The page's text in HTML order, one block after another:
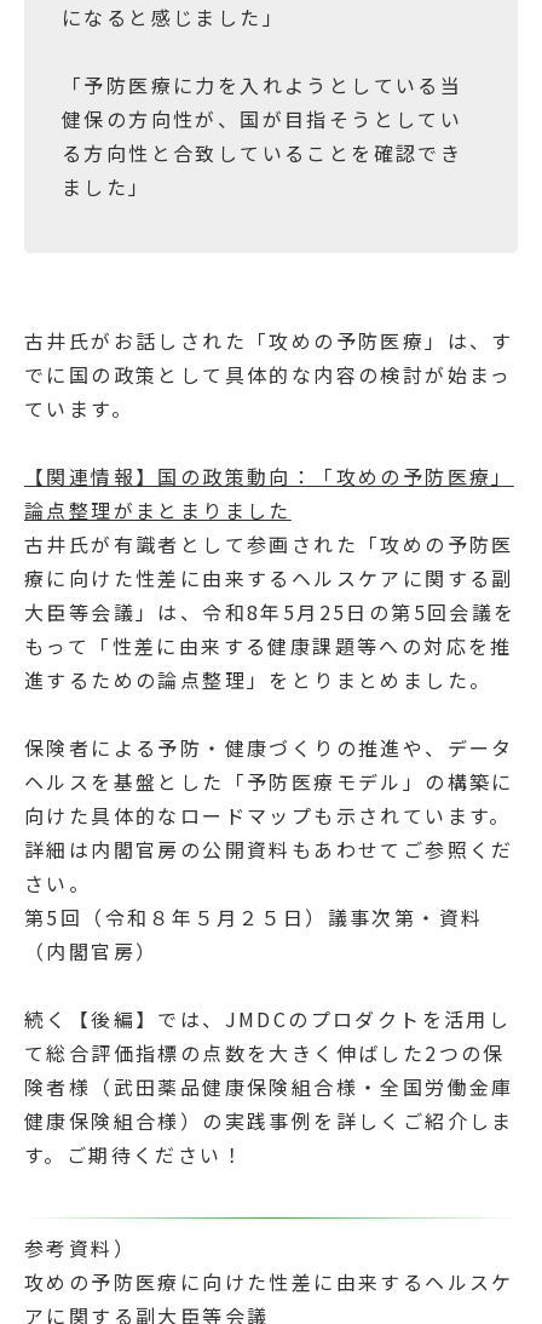
になると感じました」
「予防医療に力を入れようとしている当
健保の方向性が、国が目指そうとしてい
る方向性と合致していることを確認でき
ました」
古井氏がお話しされた「攻めの予防医療」は、す
でに国の政策として具体的な内容の検討が始まっ
ています。
【関連情報】国の政策動向：「攻めの予防医療」
論点整理がまとまりました
古井氏が有識者として参画された「攻めの予防医
療に向けた性差に由来するヘルスケアに関する副
大臣等会議」は、令和8年5月25日の第5回会議を
もって「性差に由来する健康課題等への対応を推
進するための論点整理」をとりまとめました。
保険者による予防・健康づくりの推進や、データ
ヘルスを基盤とした「予防医療モデル」の構築に
向けた具体的なロードマップも示されています。
詳細は内閣官房の公開資料もあわせてご参照くだ
さい。
第5回（令和８年５月２５日）議事次第・資料
（内閣官房）
続く【後編】では、JMDCのプロダクトを活用し
て総合評価指標の点数を大きく伸ばした2つの保
険者様（武田薬品健康保険組合様・全国労働金庫
健康保険組合様）の実践事例を詳しくご紹介しま
す。ご期待ください！
参考資料）
攻めの予防医療に向けた性差に由来するヘルスケ
アに関する副大臣等会議